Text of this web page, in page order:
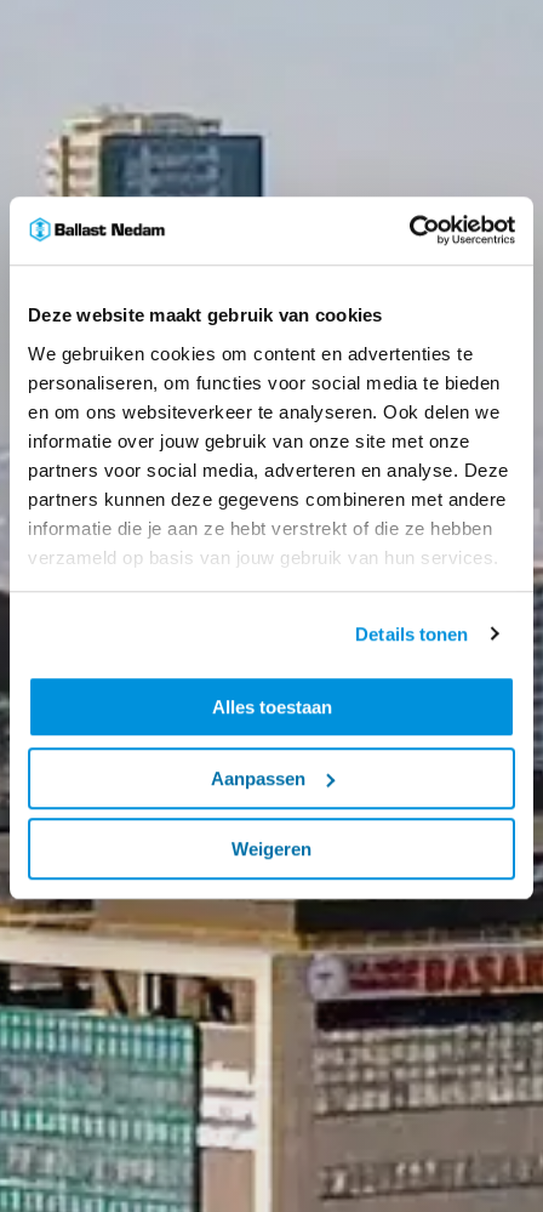
Deze website maakt gebruik van cookies
We gebruiken cookies om content en advertenties te
personaliseren, om functies voor social media te bieden
en om ons websiteverkeer te analyseren. Ook delen we
informatie over jouw gebruik van onze site met onze
partners voor social media, adverteren en analyse. Deze
partners kunnen deze gegevens combineren met andere
informatie die je aan ze hebt verstrekt of die ze hebben
verzameld op basis van jouw gebruik van hun services.
Details tonen
Alles toestaan
Aanpassen
Weigeren